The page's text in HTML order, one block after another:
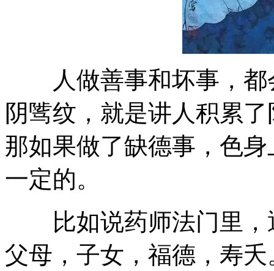
人做善事和坏事，都
阴骘纹，就是讲人积累
那如果做了缺德事，色
一定的。
比如说药师法门里，
父母，子女，福德，寿